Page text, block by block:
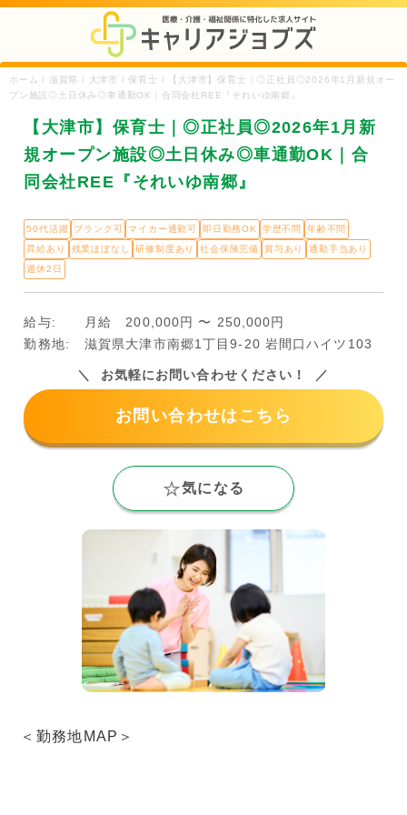
ホーム / 滋賀県 / 大津市 / 保育士 / 【大津市】保育士｜◎正社員◎2026年1月新規オー
プン施設◎土日休み◎車通勤OK｜合同会社REE『それいゆ南郷』
【大津市】保育士｜◎正社員◎2026年1月新
規オープン施設◎土日休み◎車通勤OK｜合
同会社REE『それいゆ南郷』
50代活躍 ブランク可 マイカー通勤可 即日勤務OK 学歴不問
年齢不問
昇給あり
残業ほぼなし 研修制度あり 社会保険完備 賞与あり
通勤手当あり
週休2日
給与:
月給 200,000円 〜 250,000円
勤務地:
滋賀県大津市南郷1丁目9-20 岩間口ハイツ103
お気軽にお問い合わせください！
お問い合わせはこちら
気になる
＜勤務地MAP＞